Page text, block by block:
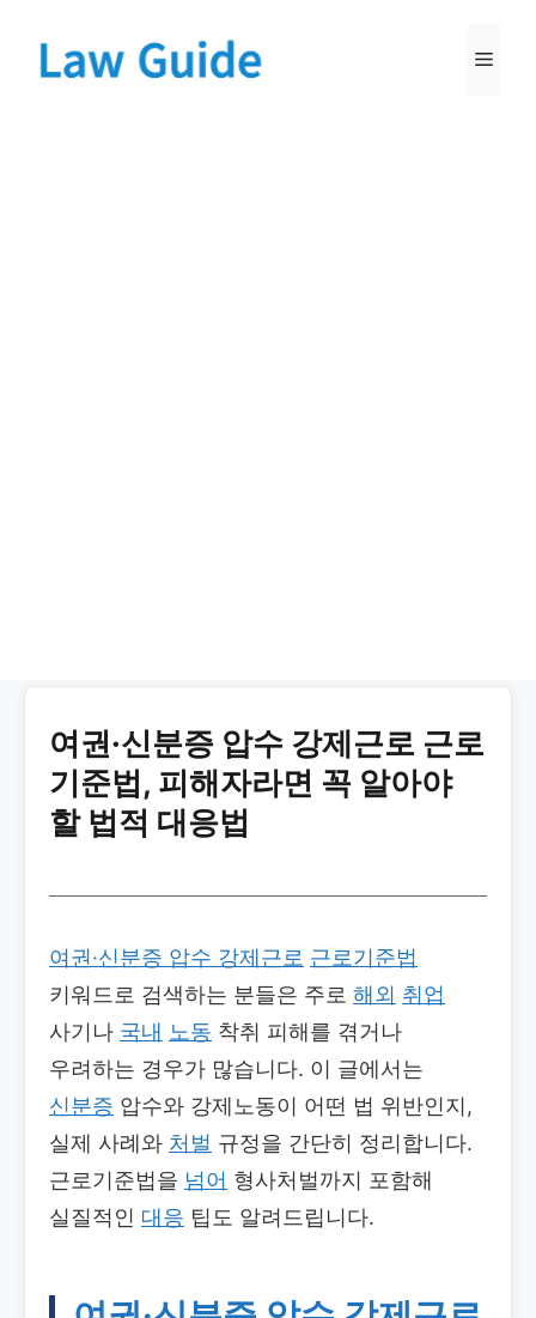
여권·신분증 압수 강제근로 근로
기준법, 피해자라면 꼭 알아야
할 법적 대응법
여권·신분증 압수 강제근로 근로기준법
키워드로 검색하는 분들은 주로 해외 취업
사기나 국내 노동 착취 피해를 겪거나
우려하는 경우가 많습니다. 이 글에서는
신분증 압수와 강제노동이 어떤 법 위반인지,
실제 사례와 처벌 규정을 간단히 정리합니다.
근로기준법을 넘어 형사처벌까지 포함해
실질적인 대응 팁도 알려드립니다.